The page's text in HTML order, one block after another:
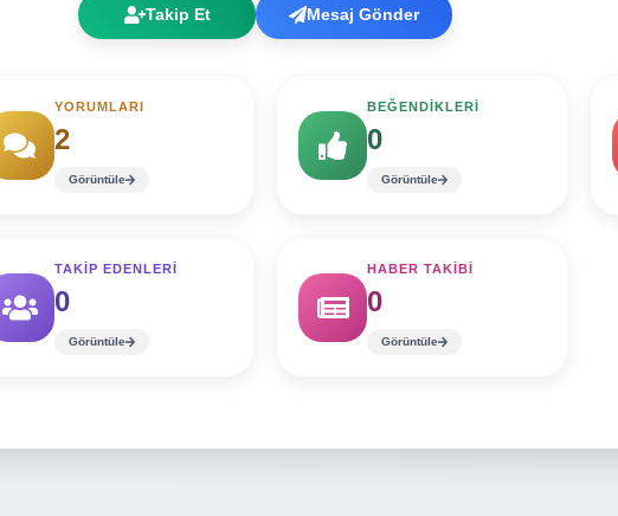
Takip Et Mesaj Gönder
YORUMLARI
2
Görüntüle
BEĞENDİKLERİ
0
Görüntüle
TAKİP EDENLERİ
0
Görüntüle
HABER TAKİBİ
0
Görüntüle